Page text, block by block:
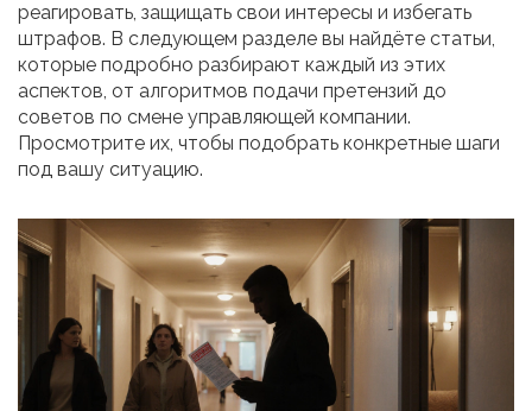
реагировать, защищать свои интересы и избегать
штрафов. В следующем разделе вы найдёте статьи,
которые подробно разбирают каждый из этих
аспектов, от алгоритмов подачи претензий до
советов по смене управляющей компании.
Просмотрите их, чтобы подобрать конкретные шаги
под вашу ситуацию.